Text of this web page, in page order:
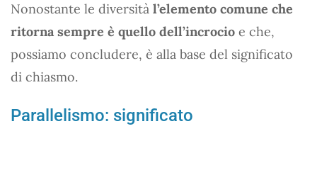
Nonostante le diversità l’elemento comune che
ritorna sempre è quello dell’incrocio e che,
possiamo concludere, è alla base del significato
di chiasmo.
Parallelismo: significato